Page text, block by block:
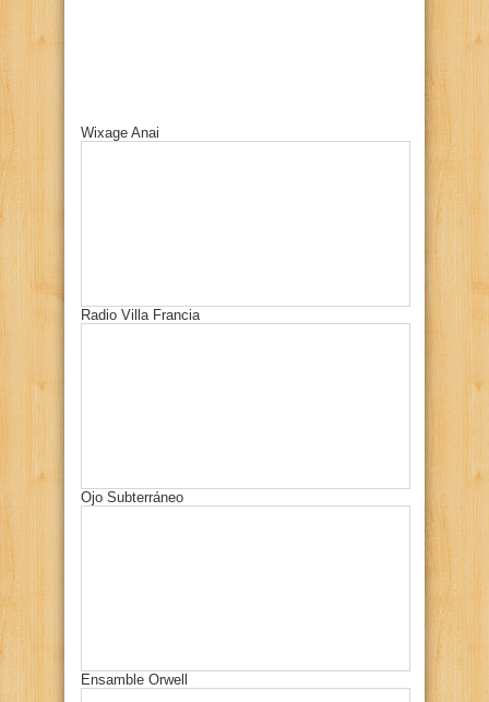
Wixage Anai
Radio Villa Francia
Ojo Subterráneo
Ensamble Orwell